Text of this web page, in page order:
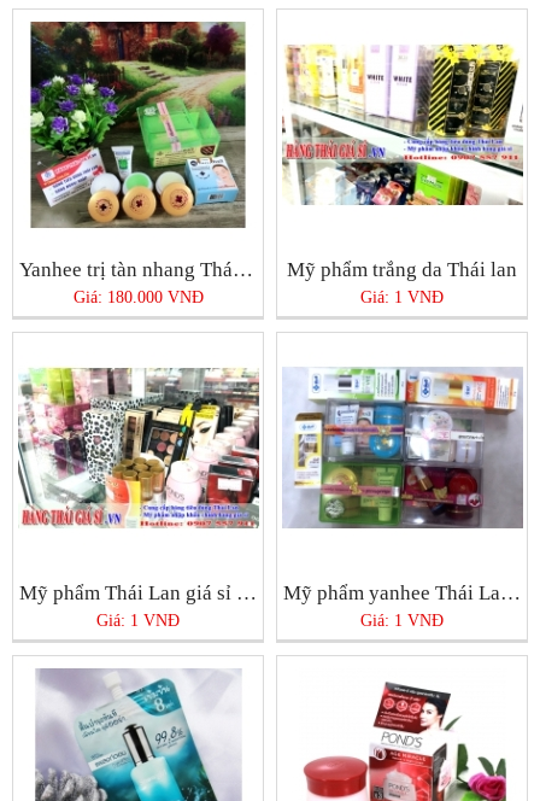
Yanhee trị tàn nhang Thái Lan
Giá: 180.000 VNĐ
Mỹ phẩm trắng da Thái lan
Giá: 1 VNĐ
Mỹ phẩm Thái Lan giá sỉ chính hãng tại Tphcm
Giá: 1 VNĐ
Mỹ phẩm yanhee Thái Lan chính hãng ở Tphcm bán ở đâu tốt nhất?
Giá: 1 VNĐ